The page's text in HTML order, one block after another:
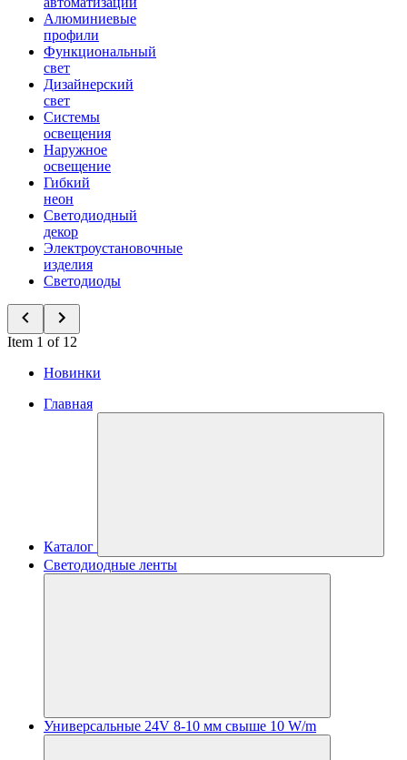
Алюминиевые
профили
Функциональный
свет
Дизайнерский
свет
Системы
освещения
Наружное
освещение
Гибкий
неон
Светодиодный
декор
Электроустановочные
изделия
Светодиоды
Item 1 of 12
Новинки
Главная
Каталог
Светодиодные ленты
Универсальные 24V 8-10 мм свыше 10 W/m